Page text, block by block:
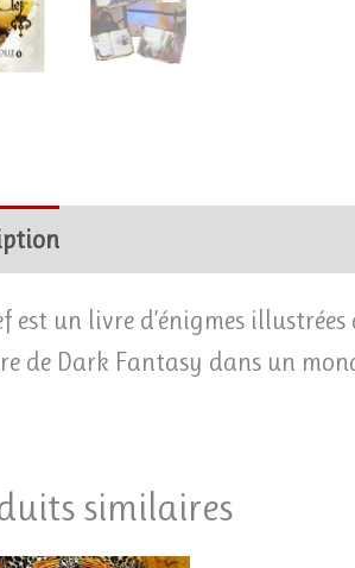
est un livre d’énigmes
de Dark Fantasy dans un
similaires